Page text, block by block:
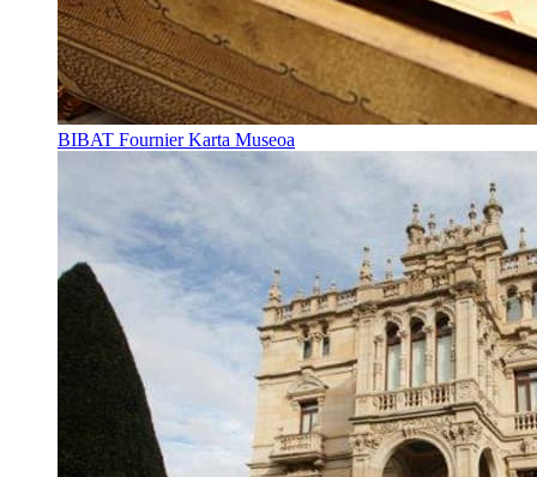
BIBAT Fournier Karta Museoa